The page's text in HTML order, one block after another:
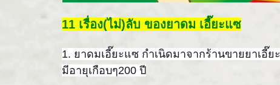
11 เรื่อง(ไม่)ลับ ของยาดม เอี๊ยะแซ
1. ยาดมเอี๊ยะแซ กำเนิดมาจากร้านขายยาเอี๊ยะ
มีอายุเกือบๆ200 ปี